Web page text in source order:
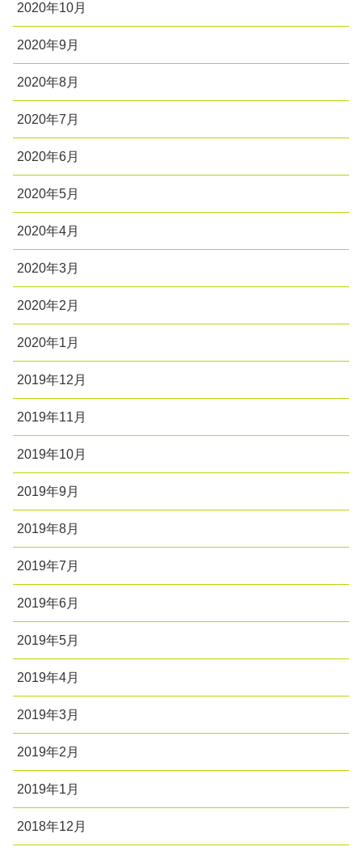
2020年10月
2020年9月
2020年8月
2020年7月
2020年6月
2020年5月
2020年4月
2020年3月
2020年2月
2020年1月
2019年12月
2019年11月
2019年10月
2019年9月
2019年8月
2019年7月
2019年6月
2019年5月
2019年4月
2019年3月
2019年2月
2019年1月
2018年12月